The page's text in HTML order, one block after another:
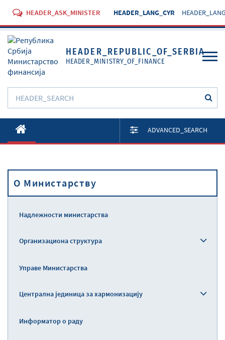
HEADER_ASK_MINISTER HEADER_LANG_CYR
HEADER_REPUBLIC_OF_SERBIA
HEADER_MINISTRY_OF_FINANCE
O Министарству
Активности
Прописи
ADVANCED_SEARCH
O Министарству
Надлежности министарства
Организациона структура
Управе Министарства
Централна јединица за хармонизацију
Информатор о раду